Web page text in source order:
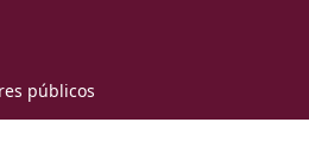
públicos